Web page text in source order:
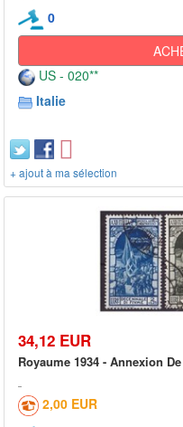
0
US - 020**
Italie
+ ajout à ma sélection
34,12 EUR
Royaume 1934 - Annexion
2,00 EUR